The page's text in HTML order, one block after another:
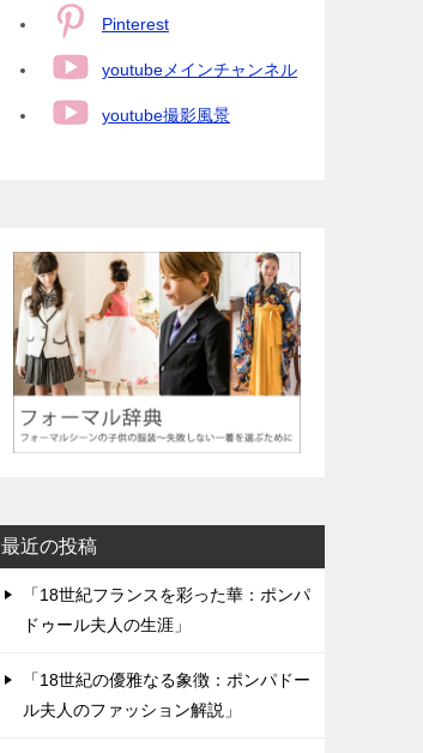
Pinterest
youtubeメインチャンネル
youtube撮影風景
最近の投稿
「18世紀フランスを彩った華：ポンパ
ドゥール夫人の生涯」
「18世紀の優雅なる象徴：ポンパドー
ル夫人のファッション解説」